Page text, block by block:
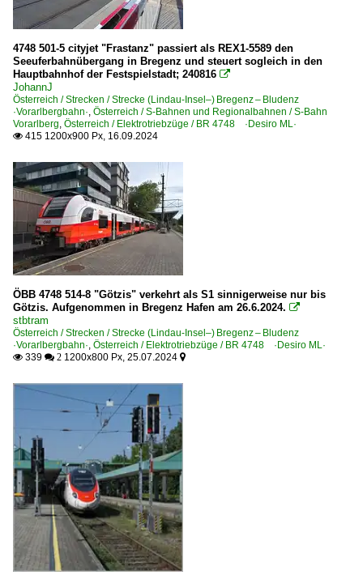
Unternehmen
Győr-Sopron-Ebenfurti Vasút Zrt. ·GySEV·
4748 501-5 cityjet "Frastanz" passiert als REX1-5589 den
Seeuferbahnübergang in Bregenz und steuert sogleich in den
Hauptbahnhof der Festspielstadt; 240816 
JohannJ
Österreich / Strecken / Strecke (Lindau-Insel–) Bregenz – Bludenz
·Vorarlbergbahn·, Österreich / S-Bahnen und Regionalbahnen / S-Bahn
Vorarlberg, Österreich / Elektrotriebzüge / BR 4748 ·Desiro ML·
 415 1200x900 Px, 16.09.2024
ÖBB 4748 514-8 "Götzis" verkehrt als S1 sinnigerweise nur bis
Götzis. Aufgenommen in Bregenz Hafen am 26.6.2024. 
stbtram
Österreich / Strecken / Strecke (Lindau-Insel–) Bregenz – Bludenz
·Vorarlbergbahn·, Österreich / Elektrotriebzüge / BR 4748 ·Desiro ML·
 339  2 1200x800 Px, 25.07.2024 